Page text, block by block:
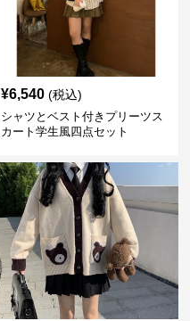
¥6,540 (税込)
シャツとベスト付きプリーツス
カート学生風四点セット